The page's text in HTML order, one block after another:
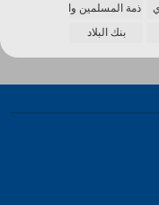
ذمة المسلمين واحدة
بنك البلاد